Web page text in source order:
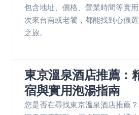
包含地址、價格、營業時間等實
次來台南或老饕，都能找到心儀
之旅。
東京溫泉酒店推薦：
宿與實用泡湯指南
您是否在尋找東京溫泉酒店推薦